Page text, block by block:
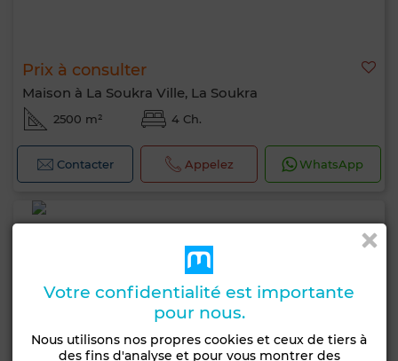
Prix à consulter
Maison à La Soukra Ville, La Soukra
2500 m² 4 Ch.
Contacter Appelez WhatsApp
Votre confidentialité est importante
pour nous.
Nous utilisons nos propres cookies et ceux de tiers à
des fins d'analyse et pour vous montrer des